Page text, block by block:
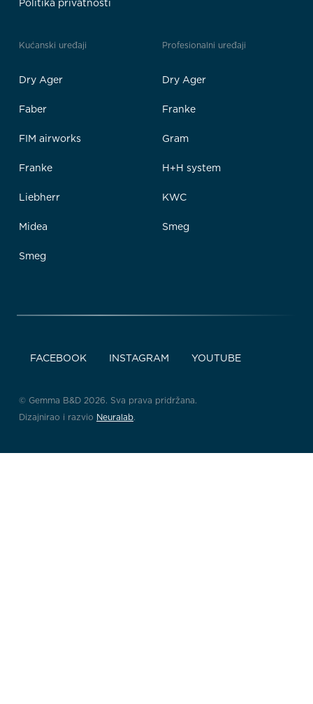
Politika privatnosti
Kućanski uređaji
Dry Ager
Faber
FIM airworks
Franke
Liebherr
Midea
Smeg
Profesionalni uređaji
Dry Ager
Franke
Gram
H+H system
KWC
Smeg
FACEBOOK INSTAGRAM YOUTUBE
© Gemma B&D 2026. Sva prava pridržana.
Dizajnirao i razvio Neuralab.